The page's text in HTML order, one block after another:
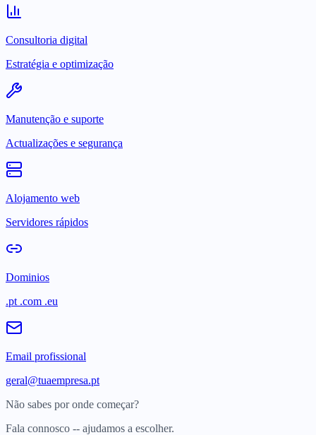
Consultoria digital
Estratégia e optimização
Manutenção e suporte
Actualizações e segurança
Alojamento web
Servidores rápidos
Dominios
.pt .com .eu
Email profissional
geral@tuaempresa.pt
Não sabes por onde começar?
Fala connosco -- ajudamos a escolher.